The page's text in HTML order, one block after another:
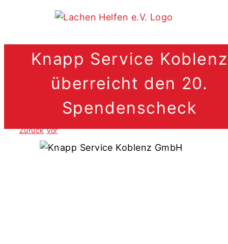
Knapp Service Koblenz
überreicht den 20.
Spendenscheck
Zurück Vor